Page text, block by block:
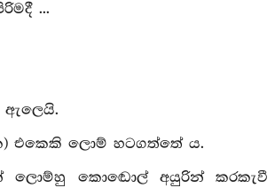
...
ඇලෙයි.
එකෙකි ලොම් හටගත්තේ ය.
ලොම්හු කොඬොල් අයුරින් කරකැවී